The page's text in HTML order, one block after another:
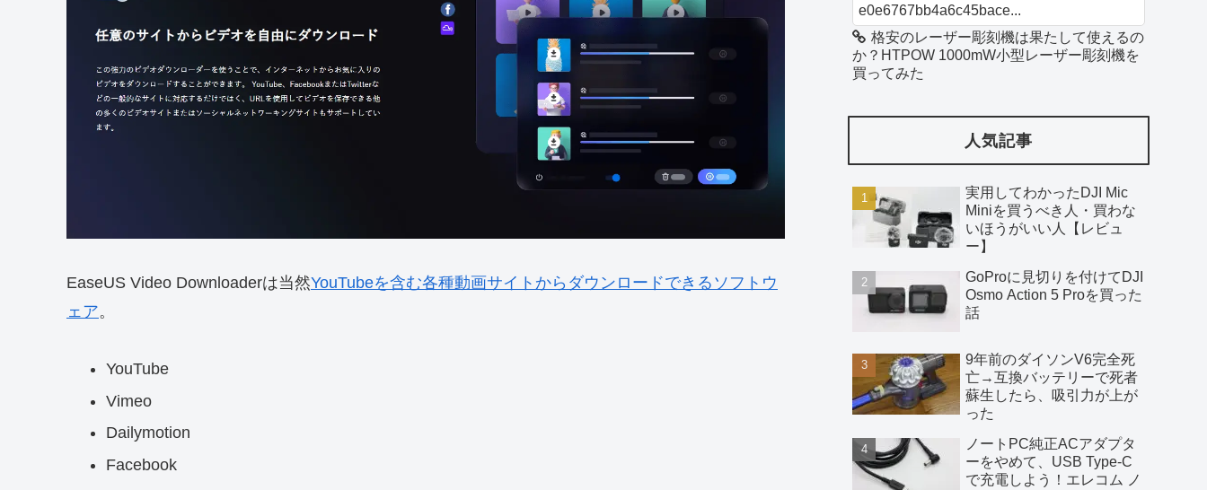
EaseUS Video Downloaderは当然YouTubeを含む各種動画サイトからダウンロードできるソフトウ
ェア。
YouTube
Vimeo
Dailymotion
Facebook
e0e6767bb4a6c45bace...
格安のレーザー彫刻機は果たして使えるの
か？HTPOW 1000mW小型レーザー彫刻機を
買ってみた
人気記事
実用してわかったDJI Mic
Miniを買うべき人・買わな
いほうがいい人【レビュ
ー】
GoProに見切りを付けてDJI
Osmo Action 5 Proを買った
話
9年前のダイソンV6完全死
亡→互換バッテリーで死者
蘇生したら、吸引力が上が
った
ノートPC純正ACアダプタ
ーをやめて、USB Type-C
で充電しよう！エレコム ノ